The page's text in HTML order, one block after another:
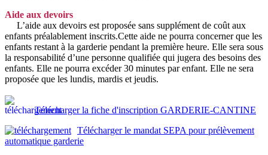
Aide aux devoirs
L’aide aux devoirs est proposée sans supplément de coût aux
enfants préalablement inscrits.Cette aide ne pourra concerner que les
enfants restant à la garderie pendant la première heure. Elle sera sous
la responsabilité d’une personne qualifiée qui jugera des besoins des
enfants. Elle ne pourra excéder 30 minutes par enfant. Elle ne sera
proposée que les lundis, mardis et jeudis.
Télécharger la fiche d'inscription GARDERIE-CANTINE
Télécharger le mandat SEPA pour prélèvement
automatique garderie